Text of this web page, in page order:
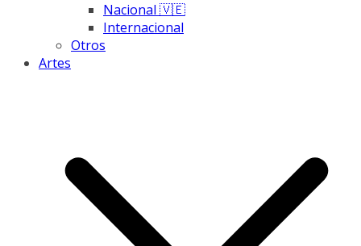
Nacional 🇻🇪
Internacional
Otros
Artes